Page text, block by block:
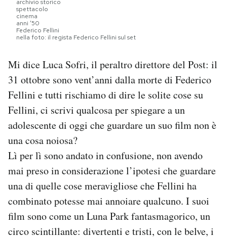
SHOP
CALENDARIO
AREA PERSONALE
Area Personale
Newsletter
Notifiche mobile
Regala il Post
archivio storico
spettacolo
cinema
anni ’50
Federico Fellini
nella foto: il regista Federico Fellini sul set
Mi dice Luca Sofri, il peraltro direttore del Post: il
31 ottobre sono vent’anni dalla morte di Federico
Fellini e tutti rischiamo di dire le solite cose su
Fellini, ci scrivi qualcosa per spiegare a un
adolescente di oggi che guardare un suo film non è
una cosa noiosa?
Lì per lì sono andato in confusione, non avendo
mai preso in considerazione l’ipotesi che guardare
una di quelle cose meravigliose che Fellini ha
combinato potesse mai annoiare qualcuno. I suoi
film sono come un Luna Park fantasmagorico, un
circo scintillante: divertenti e tristi, con le belve, i